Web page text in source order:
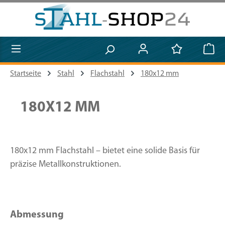
Zum Hauptinhalt springen
Startseite Stahl Flachstahl 180x12 mm
180X12 MM
180x12 mm Flachstahl – bietet eine solide Basis für
präzise Metallkonstruktionen.
Abmessung